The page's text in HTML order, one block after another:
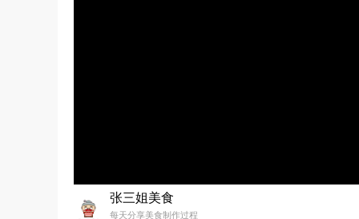
张三姐美食
每天分享美食制作过程